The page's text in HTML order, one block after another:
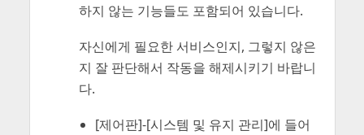
하지 않는 기능들도 포함되어 있습니다.
자신에게 필요한 서비스인지, 그렇지 않은
지 잘 판단해서 작동을 해제시키기 바랍니
다.
[제어판]-[시스템 및 유지 관리]에 들어